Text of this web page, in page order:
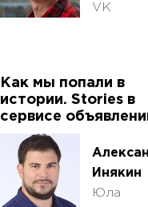
VK
Как мы попали в
истории. Stories в
сервисе
Инякин
Юла